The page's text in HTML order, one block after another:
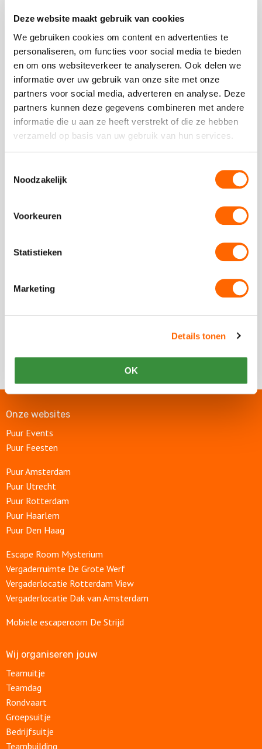
Deze website maakt gebruik van cookies
We gebruiken cookies om content en advertenties te
personaliseren, om functies voor social media te bieden
en om ons websiteverkeer te analyseren. Ook delen we
informatie over uw gebruik van onze site met onze
partners voor social media, adverteren en analyse. Deze
partners kunnen deze gegevens combineren met andere
informatie die u aan ze heeft verstrekt of die ze hebben
verzameld op basis van uw gebruik van hun services.
Noodzakelijk
Voorkeuren
Statistieken
Marketing
Details tonen
OK
Solextours
Locaties
Feesten
Themafeesten
offerte in je mailbox, frisse blik en strakke
zijn we hier!
Bel ons op:088-7887000
Onze websites
Puur Events
Puur Feesten
Puur Amsterdam
Puur Utrecht
Puur Rotterdam
Puur Haarlem
Puur Den Haag
Escape Room Mysterium
Vergaderruimte De Grote Werf
Vergaderlocatie Rotterdam View
Vergaderlocatie Dak van Amsterdam
Mobiele escaperoom De Strijd
Wij organiseren jouw
Teamuitje
Teamdag
Rondvaart
Groepsuitje
Bedrijfsuitje
Teambuilding